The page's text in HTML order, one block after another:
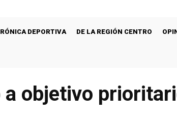
DEPORTIVA DE LA REGIÓN CENTRO
a objetivo